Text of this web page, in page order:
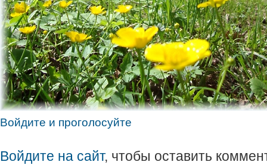
Войдите и проголосуйте
Войдите на сайт, чтобы оставить